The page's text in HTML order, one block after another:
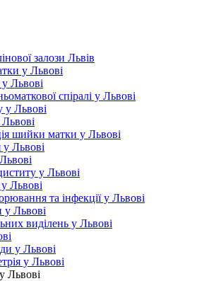
залози Львів
у Львові
Львові
спіралі у Львові
у Львові
шийки матки у Львові
Львові
у Львові
Львові
та інфекції у Львові
у Львові
виділень у Львові
у Львові
у Львові
Львові